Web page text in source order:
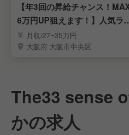
【年3回の昇給チャンス！
6万円UP狙えます！】人気ラ
メンの社員募集
月収/27~35万円
大阪府 大阪市中央区
The33 sense
かの求人